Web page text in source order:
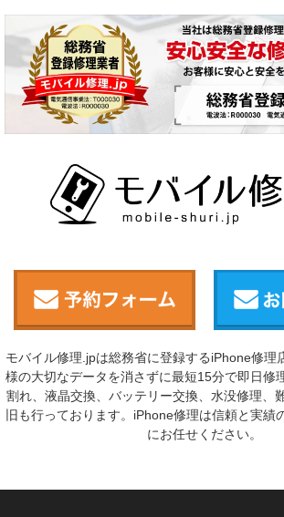
モバイル修理.jpは総務省に登録するiPhone修理
様の大切なデータを消さずに最短15分で即日修
割れ、液晶交換、バッテリー交換、水没修理、
旧も行っております。iPhone修理は信頼と実績
にお任せください。